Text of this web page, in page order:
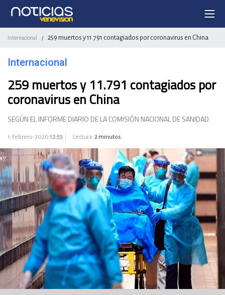
Internacional / 259 muertos y 11.791 contagiados por coronavirus en China
Internacional
259 muertos y 11.791 contagiados por
coronavirus en China
SEGÚN EL INFORME DIARIO DE LA COMISIÓN NACIONAL DE SANIDAD
1-Febrero-2020 12:55 Lectura: 2 minutos